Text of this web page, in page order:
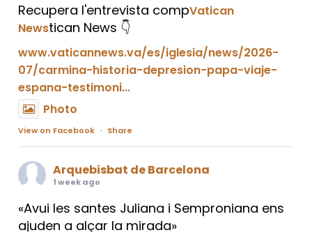
Recupera l'entrevista compVatican
Newstican News 👇
www.vaticannews.va/es/iglesia/news/2026-
07/carmina-historia-depresion-papa-viaje-
espana-testimoni...
Photo
View on Facebook · Share
Arquebisbat de Barcelona
1 week ago
«Avui les santes Juliana i Semproniana ens
ajuden a alçar la mirada»